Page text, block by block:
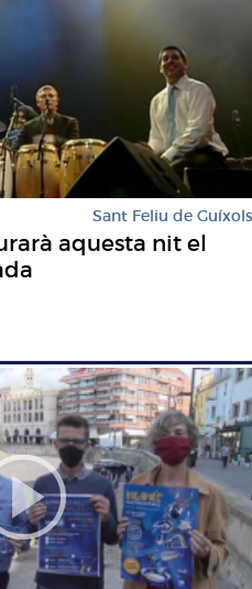
Sant Feliu de Guíxols
aquesta nit el